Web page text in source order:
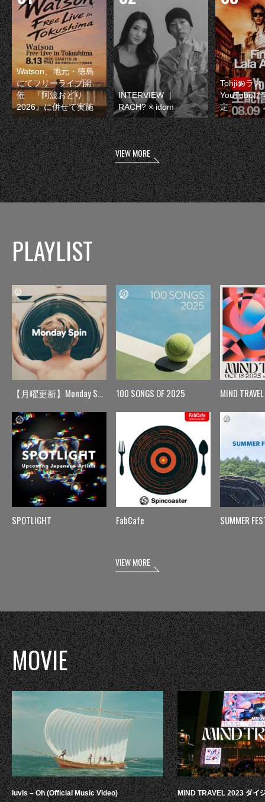
Watson、地元・徳島
にてフリーライブ開
催 『阿波おどり
2026』に併せて実施
INTERVIEW ｜
RACH? × idom
Tohjiのラス
YouTubeに
定
VIEW MORE
PLAYLIST
【月曜更新】Monday Spin
SPOTLIGHT
100 SONGS OF 2025
FabCafe
MIND TRAVEL
SUMMER
VIEW MORE
MOVIE
luvis – Oh (Official Music Video) MIND TRAVEL 2023 ダイ